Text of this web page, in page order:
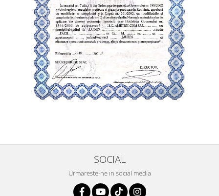
SOCIAL
Urmareste-ne in social media